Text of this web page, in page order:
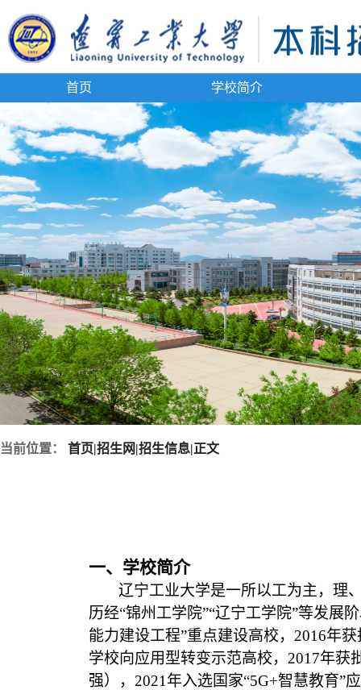
首页 学校简介
当前位置： 首页|招生网|招生信息|正文
一、学校简介
辽宁工业大学是一所以工为主，理
历经“锦州工学院”“辽宁工学院”等发展
能力建设工程”重点建设高校，2016年
学校向应用型转变示范高校，2017年获
强），2021年入选国家“5G+智慧教育”